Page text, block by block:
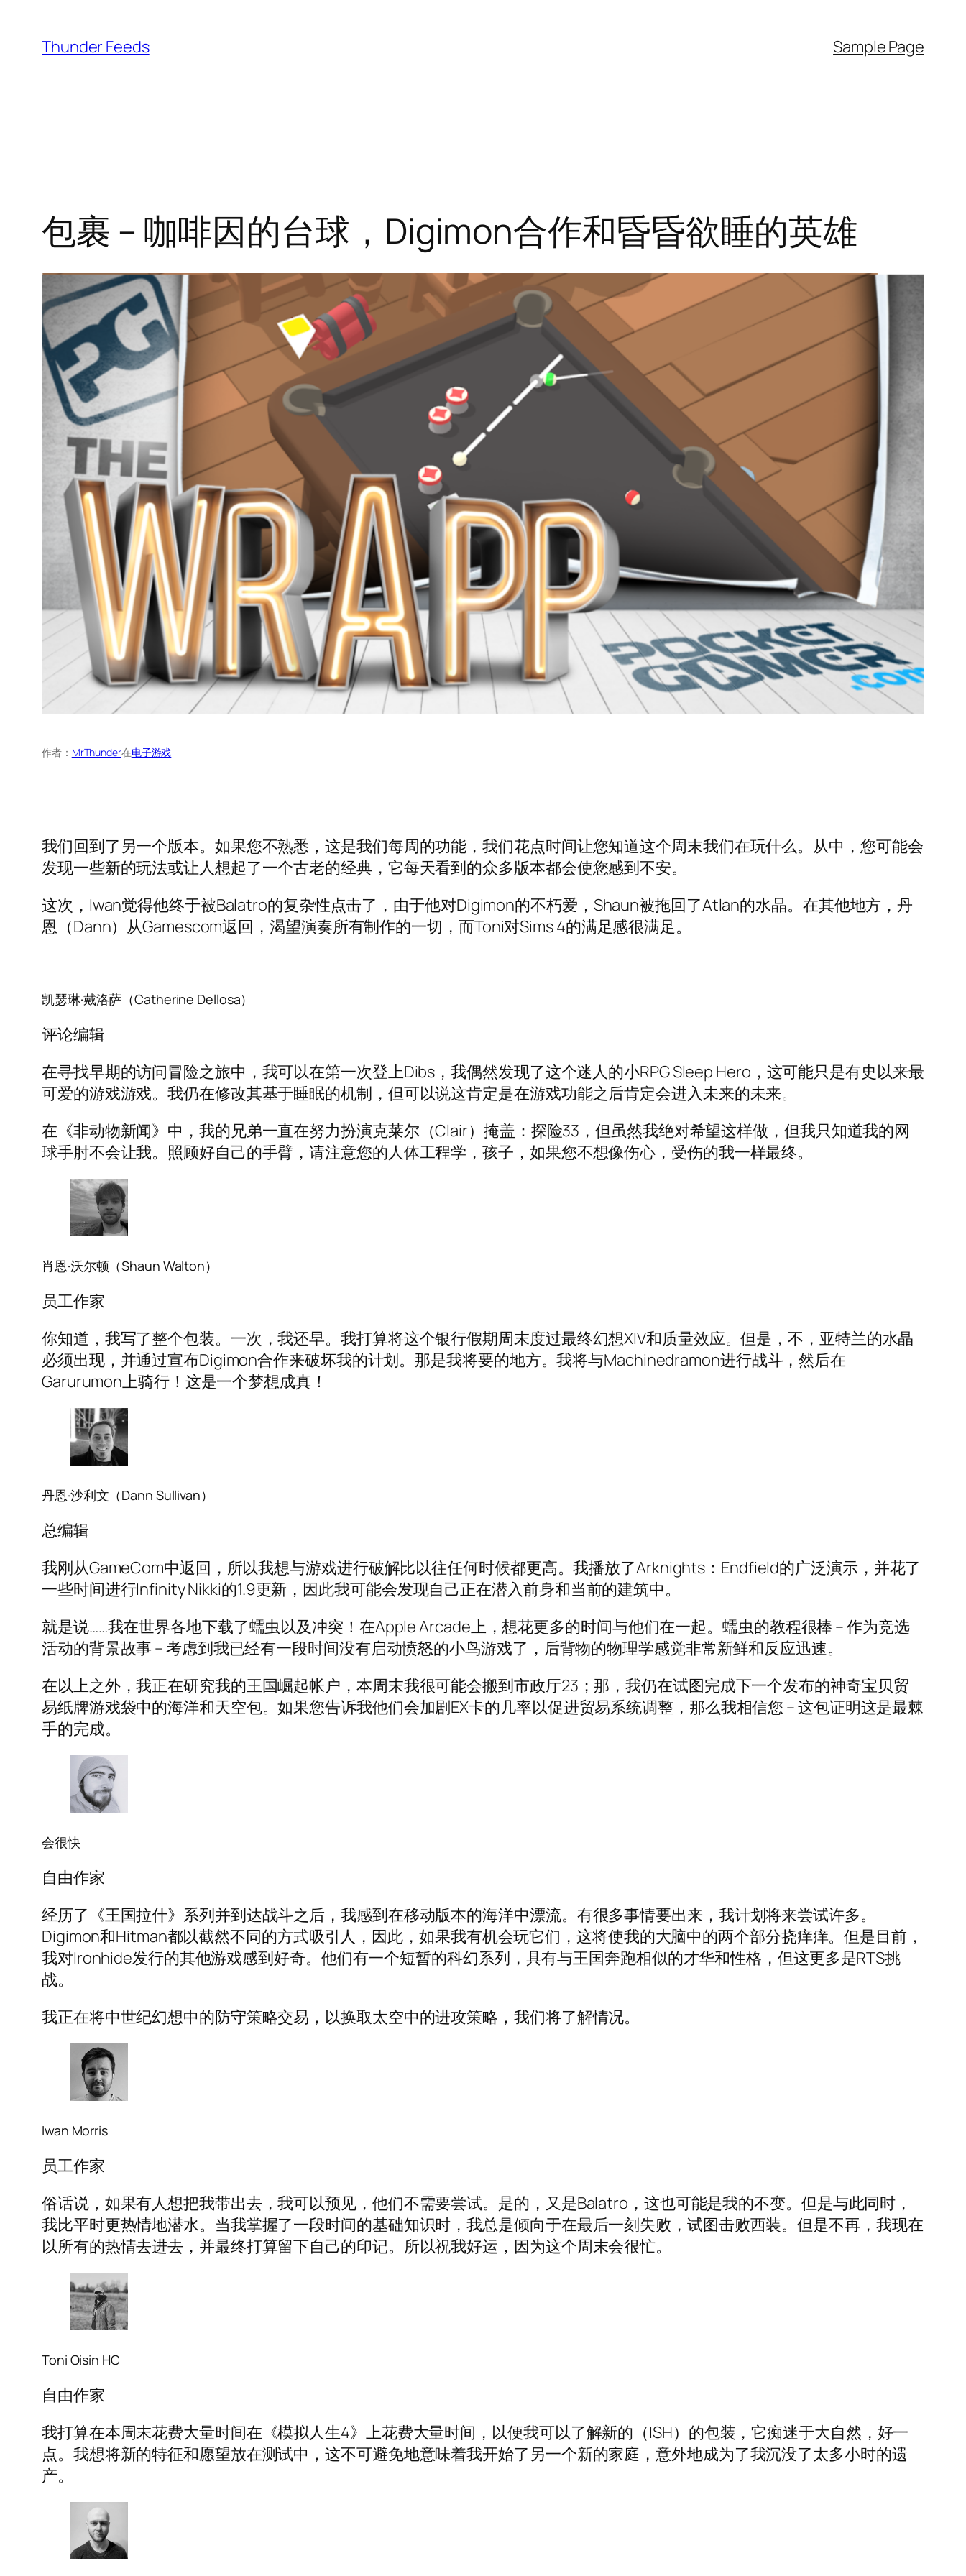
Thunder Feeds Sample Page
包裹 – 咖啡因的台球，Digimon合作和昏昏欲睡的英雄
作者： MrThunder在电子游戏
我们回到了另一个版本。如果您不熟悉，这是我们每周的功能，我们花点时间让您知道这个周末我们在玩什么。从中，您可能会
发现一些新的玩法或让人想起了一个古老的经典，它每天看到的众多版本都会使您感到不安。
这次，Iwan觉得他终于被Balatro的复杂性点击了，由于他对Digimon的不朽爱，Shaun被拖回了Atlan的水晶。在其他地方，丹
恩（Dann）从Gamescom返回，渴望演奏所有制作的一切，而Toni对Sims 4的满足感很满足。
凯瑟琳·戴洛萨（Catherine Dellosa）
评论编辑
在寻找早期的访问冒险之旅中，我可以在第一次登上Dibs，我偶然发现了这个迷人的小RPG Sleep Hero，这可能只是有史以来最
可爱的游戏游戏。我仍在修改其基于睡眠的机制，但可以说这肯定是在游戏功能之后肯定会进入未来的未来。
在《非动物新闻》中，我的兄弟一直在努力扮演克莱尔（Clair）掩盖：探险33，但虽然我绝对希望这样做，但我只知道我的网
球手肘不会让我。照顾好自己的手臂，请注意您的人体工程学，孩子，如果您不想像伤心，受伤的我一样最终。
肖恩·沃尔​​顿（Shaun Walton）
员工作家
你知道，我写了整个包装。一次，我还早。我打算将这个银行假期周末度过最终幻想XIV和质量效应。但是，不，亚特兰的水晶
必须出现，并通过宣布Digimon合作来破坏我的计划。那是我将要的地方。我将与Machinedramon进行战斗，然后在
Garurumon上骑行！这是一个梦想成真！
丹恩·沙利文（Dann Sullivan）
总编辑
我刚从GameCom中返回，所以我想与游戏进行破解比以往任何时候都更高。我播放了Arknights：Endfield的广泛演示，并花了
一些时间进行Infinity Nikki的1.9更新，因此我可能会发现自己正在潜入前身和当前的建筑中。
就是说……我在世界各地下载了蠕虫以及冲突！在Apple Arcade上，想花更多的时间与他们在一起。蠕虫的教程很棒 – 作为竞选
活动的背景故事 – 考虑到我已经有一段时间没有启动愤怒的小鸟游戏了，后背物的物理学感觉非常新鲜和反应迅速。
在以上之外，我正在研究我的王国崛起帐户，本周末我很可能会搬到市政厅23；那，我仍在试图完成下一个发布的神奇宝贝贸
易纸牌游戏袋中的海洋和天空包。如果您告诉我他们会加剧EX卡的几率以促进贸易系统调整，那么我相信您 – 这包证明这是最棘
手的完成。
会很快
自由作家
经历了《王国拉什》系列并到达战斗之后，我感到在移动版本的海洋中漂流。有很多事情要出来，我计划将来尝试许多。
Digimon和Hitman都以截然不同的方式吸引人，因此，如果我有机会玩它们，这将使我的大脑中的两个部分挠痒痒。但是目前，
我对Ironhide发行的其他游戏感到好奇。他们有一个短暂的科幻系列，具有与王国奔跑相似的才华和性格，但这更多是RTS挑
战。
我正在将中世纪幻想中的防守策略交易，以换取太空中的进攻策略，我们将了解情况。
Iwan Morris
员工作家
俗话说，如果有人想把我带出去，我可以预见，他们不需要尝试。是的，又是Balatro，这也可能是我的不变。但是与此同时，
我比平时更热情地潜水。当我掌握了一段时间的基础知识时，我总是倾向于在最后一刻失败，试图击败西装。但是不再，我现在
以所有的热情去进去，并最终打算留下自己的印记。所以祝我好运，因为这个周末会很忙。
Toni Oisin HC
自由作家
我打算在本周末花费大量时间在《模拟人生4》上花费大量时间，以便我可以了解新的（ISH）的包装，它痴迷于大自然，好一
点。我想将新的特征和愿望放在测试中，这不可避免地意味着我开始了另一个新的家庭，意外地成为了我沉没了太多小时的遗
产。